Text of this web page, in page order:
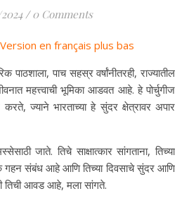
/ 0 Comments
en français plus bas
पाठशाला, पाच सहस्र वर्षांनीतरही, राज्यातील
महत्त्वाची भूमिका आडवत आहे. हे पोर्चुगीज
करते, ज्याने भारताच्या हे सुंदर क्षेत्रावर अपार
जाते. तिचे साक्षात्कार सांगताना, तिच्या
गहन संबंध आहे आणि तिच्या दिवसाचे सुंदर आणि
तिची आवड आहे, मला सांगते.